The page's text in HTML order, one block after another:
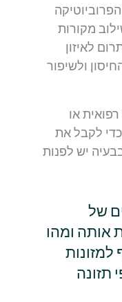
מקורות
לאיזון
ולשיפור
או
לקבל את
יש לפנות
של
ומהו